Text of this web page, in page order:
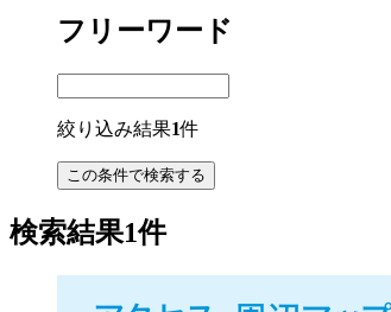
フリーワード
絞り込み結果1件
検索結果1件